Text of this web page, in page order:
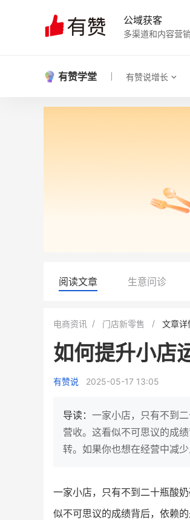
公域获客
多渠道和内容营销
有赞学堂 有赞说增长
阅读文章 生意问诊
电商资讯 门店新零售 文章详
如何提升小店
有赞说 2025-05-17 13:05
导读： 一家小店，只有不到
营收。这看似不可思议的成
转。如果你也想在经营中减
一家小店，只有不到二十瓶酸
似不可思议的成绩背后，依赖
白帝牛奶旗舰店
900
私域样本打法！新希望白帝乳业
靠企业微信实现销售额翻 8 倍！
查看详情
三只
牌